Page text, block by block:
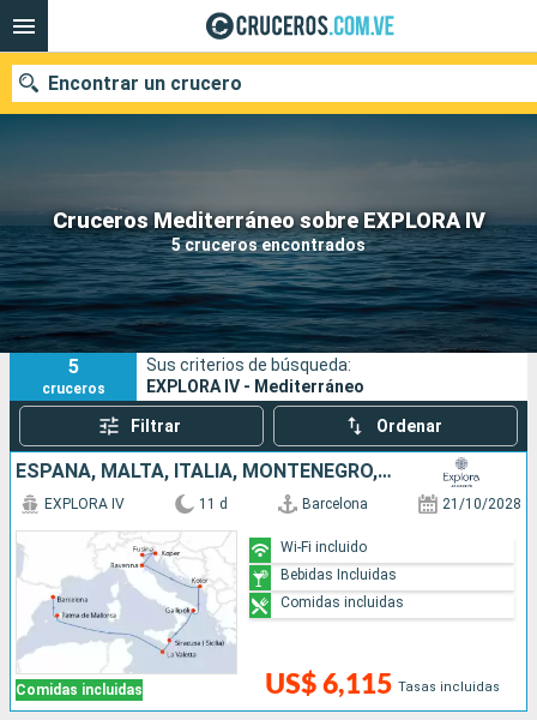
Cruceros Mediterráneo sobre EXPLORA IV
5 cruceros encontrados
Encontrar un crucero
Nuestros destinos
Fecha de salida
Puertos Compañías
Buscar
5
cruceros
Sus criterios de búsqueda:
EXPLORA IV - Mediterráneo
Filtrar Ordenar
ESPAÑA, MALTA, ITALIA, MONTENEGRO, ESLOVENIA
Comidas incluidas
EXPLORA IV 11 d Barcelona 21/10/2028
US$ 6,115 Tasas incluidas
Wi-Fi incluido
Bebidas Incluidas
Comidas incluidas